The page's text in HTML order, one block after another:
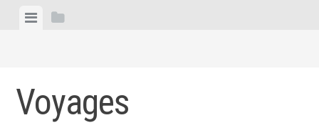
ViewView
Voyages